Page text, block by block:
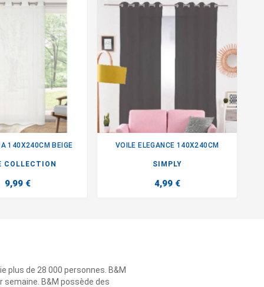
140X240CM BEIGE
COLLECTION
9,99 €
VOILE ELEGANCE 140X240CM
SIMPLY
4,99 €
plus de 28 000 personnes. B&M
B&M possède des